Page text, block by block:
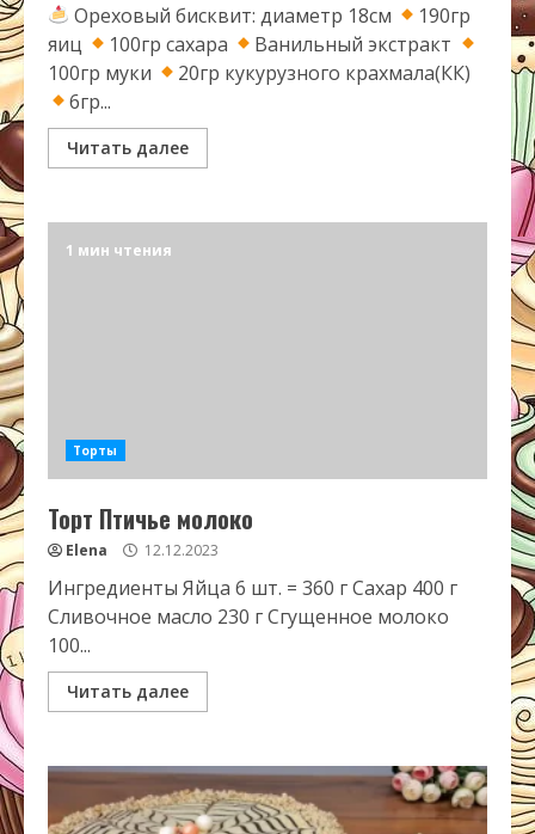
Ореховый бисквит: диаметр 18см
190гр
яиц
100гр сахара
Ванильный экстракт
100гр муки
20гр кукурузного крахмала(КК)
6гр...
Читать далее
1 мин чтения
Торты
Торт Птичье молоко
Elena 12.12.2023
Ингредиенты Яйца 6 шт. = 360 г Сахар 400 г
Сливочное масло 230 г Сгущенное молоко
100...
Читать далее